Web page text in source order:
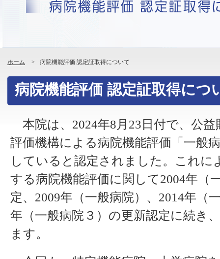
ホーム > 病院機能評価 認定証取得について
病院機能評価 認定証取得につ
本院は、2024年8月23日付で、公益
評価機構による病院機能評価「一般
していると認定されました。これに
する病院機能評価に関して2004年（
定、2009年（一般病院）、2014年（
年（一般病院３）の更新認定に続き
ます。